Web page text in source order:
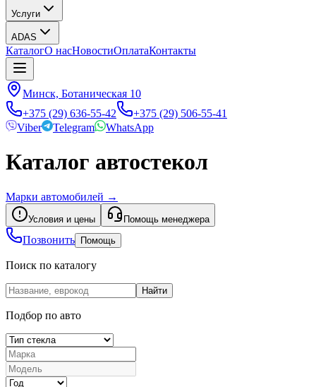
Услуги
ADAS
КаталогО насНовостиОплатаКонтакты
Минск, Ботаническая 10
+375 (29) 636-55-42
+375 (29) 506-55-41
Viber
Telegram WhatsApp
Каталог автостекол
Марки автомобилей →
Условия и цены Помощь менеджера
Позвонить Помощь
Поиск по каталогу
Найти
Подбор по авто